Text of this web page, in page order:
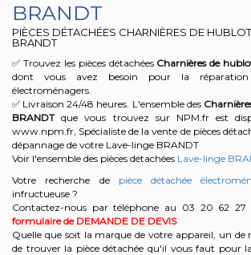
BRANDT
PIÈCES DÉTACHÉES CHARNIÈRES DE
BRANDT
✅ Trouvez les pièces détachées Charnières de
dont vous avez besoin pour la
électroménagers.
✅ Livraison 24/48 heures. L'ensemble des
BRANDTque vous trouvez sur NPM.fr est
www.npm.fr, Spécialiste de la vente de pièces
dépannage de votre Lave-linge BRANDT
Voir l'ensemble des pièces détachées Lave-linge
Votre recherche de pièce détachée
infructueuse ?
Contactez-nous par téléphone au 03 20 62 27
formulaire de DEMANDE DE DEVIS
Quelle que soit la marque de votre appareil, un de
de trouver la pièce détachée qu'il vous faut pour